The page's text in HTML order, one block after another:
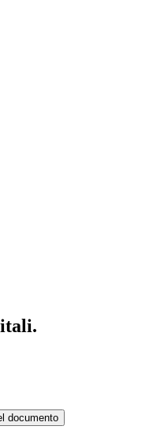
documento